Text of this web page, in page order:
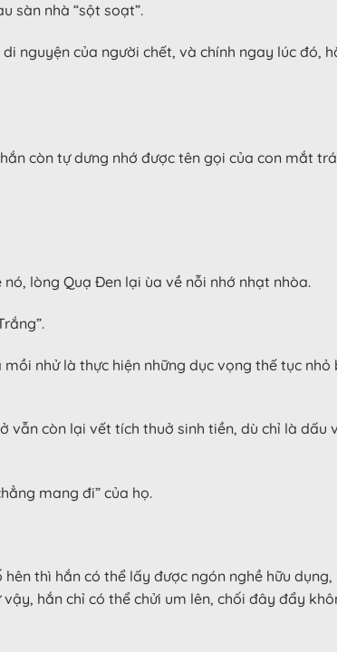
sàn nhà “sột soạt”.
nguyện của người chết, và chính ngay lúc đó,
còn tự dưng nhớ được tên gọi của con mắt
lòng Quạ Đen lại ùa về nỗi nhớ nhạt nhòa.
nhử là thực hiện những dục vọng thế tục nhỏ
vẫn còn lại vết tích thuở sinh tiền, dù chỉ là dấu
mang đi” của họ.
thì hắn có thể lấy được ngón nghề hữu dụng,
hắn chỉ có thể chửi um lên, chối đây đẩy